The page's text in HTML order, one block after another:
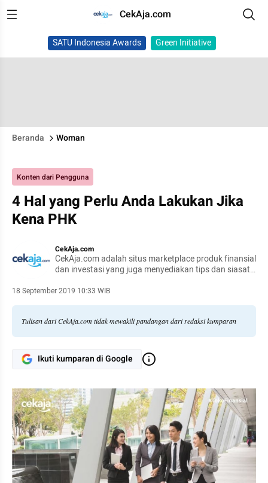
CekAja.com
SATU Indonesia Awards Green Initiative
Beranda Woman
Konten dari Pengguna
4 Hal yang Perlu Anda Lakukan Jika
Kena PHK
CekAja.com
CekAja.com adalah situs marketplace produk finansial
dan investasi yang juga menyediakan tips dan siasat
18 September 2019 10:33 WIB
Tulisan dari CekAja.com tidak mewakili pandangan dari redaksi kumparan
Ikuti kumparan di Google